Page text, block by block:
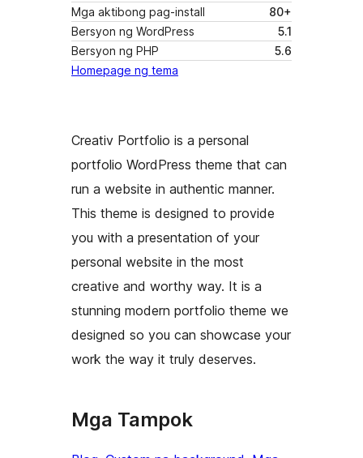
Mga aktibong pag-install
80+
Bersyon ng WordPress
5.1
Bersyon ng PHP
5.6
Homepage ng tema
Creativ Portfolio is a personal
portfolio WordPress theme that can
run a website in authentic manner.
This theme is designed to provide
you with a presentation of your
personal website in the most
creative and worthy way. It is a
stunning modern portfolio theme we
designed so you can showcase your
work the way it truly deserves.
Mga Tampok